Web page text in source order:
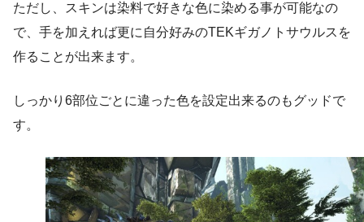
ただし、スキンは染料で好きな色に染める事が可能なの
で、手を加えれば更に自分好みのTEKギガノトサウルスを
作ることが出来ます。
しっかり6部位ごとに違った色を設定出来るのもグッドで
す。